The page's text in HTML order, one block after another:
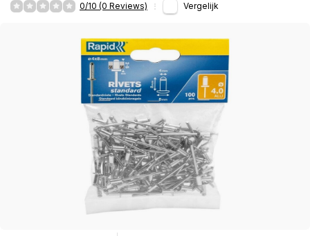
0/10 (0 Reviews) Vergelijk